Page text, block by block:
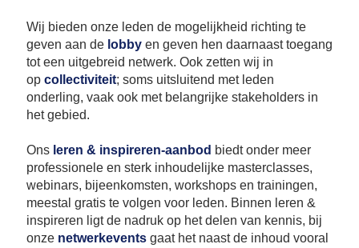
Wij bieden onze leden de mogelijkheid richting te
geven aan de lobby en geven hen daarnaast toegang
tot een uitgebreid netwerk. Ook zetten wij in
op collectiviteit; soms uitsluitend met leden
onderling, vaak ook met belangrijke stakeholders in
het gebied.
Ons leren & inspireren-aanbod biedt onder meer
professionele en sterk inhoudelijke masterclasses,
webinars, bijeenkomsten, workshops en trainingen,
meestal gratis te volgen voor leden. Binnen leren &
inspireren ligt de nadruk op het delen van kennis, bij
onze netwerkevents gaat het naast de inhoud vooral